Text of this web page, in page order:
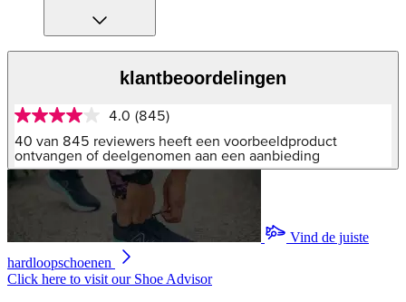
klantbeoordelingen
4.0
van
5
sterren,
gemiddelde
scorewaarde.
Reviews.
paginalink.
4.0 (845)
40 van 845 reviewers heeft een voorbeeldproduct
ontvangen of deelgenomen aan een aanbieding
Vind de juiste
hardloopschoenen
Click here to visit our Shoe Advisor